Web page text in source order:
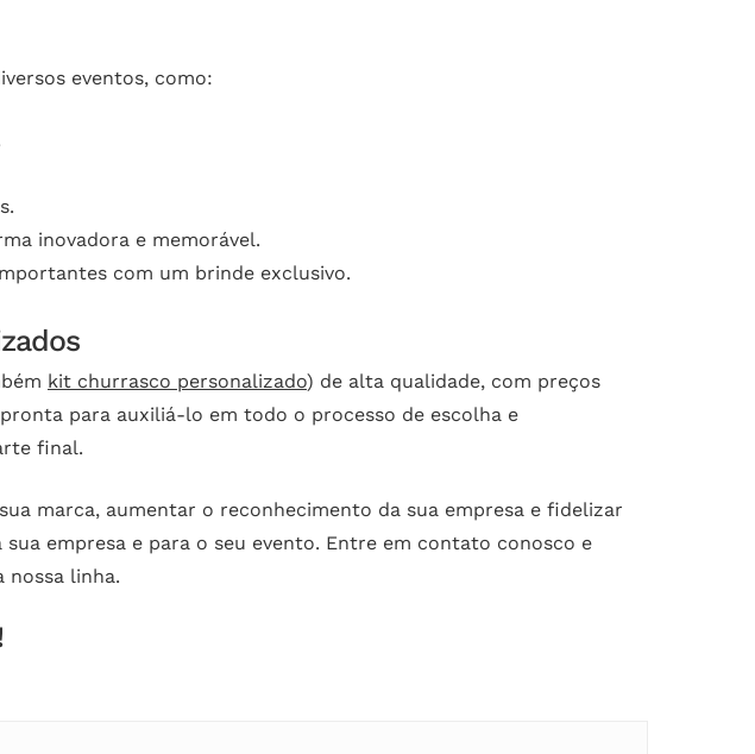
eventos, como:
inovadora e memorável.
com um brinde exclusivo.
kit churrasco personalizado) de alta qualidade, com preços
para auxiliá-lo em todo o processo de escolha e
final.
marca, aumentar o reconhecimento da sua empresa e fidelizar
empresa e para o seu evento. Entre em contato conosco e
nossa linha.